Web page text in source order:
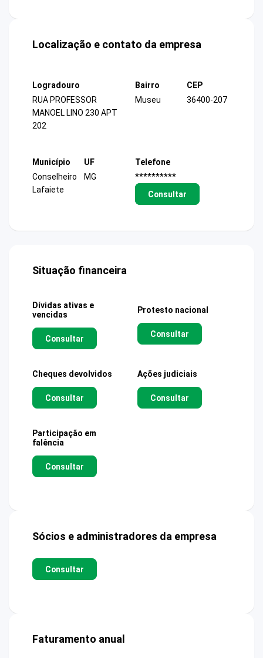
Localização e contato da empresa
Logradouro
RUA PROFESSOR
MANOEL LINO 230 APT
202
Bairro
Museu
CEP
36400-207
Município
Conselheiro
Lafaiete
UF
MG
Telefone
**********
Consultar
Situação financeira
Dívidas ativas e
vencidas
Consultar
Protesto nacional
Consultar
Cheques devolvidos
Consultar
Ações judiciais
Consultar
Participação em
falência
Consultar
Sócios e administradores da empresa
Consultar
Faturamento anual